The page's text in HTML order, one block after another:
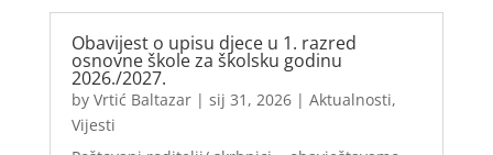
Obavijest o upisu djece u 1. razred
osnovne škole za školsku godinu
2026./2027.
by Vrtić Baltazar| sij 31, 2026| Aktualnosti,
Vijesti